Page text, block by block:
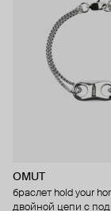
OMUT
браслет hold your
двойной цепи с